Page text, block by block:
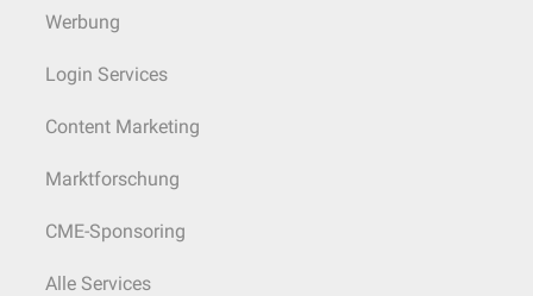
Werbung
Login Services
Content Marketing
Marktforschung
CME-Sponsoring
Alle Services